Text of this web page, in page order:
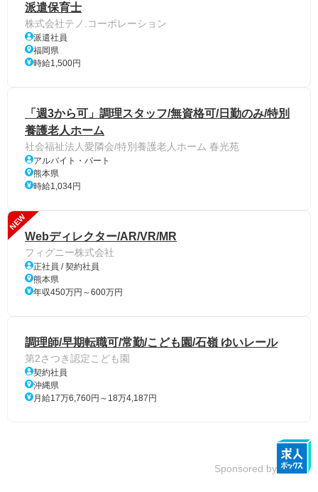
派遣保育士
株式会社テノ.コーポレーション
派遣社員
福岡県
時給1,500円
「週3から可」調理スタッフ/無資格可/日勤のみ/特別
養護老人ホーム
社会福祉法人愛隣会/特別養護老人ホーム 春光苑
アルバイト・パート
熊本県
時給1,034円
NEW
Webディレクター/AR/VR/MR
フィグニー株式会社
正社員 / 契約社員
熊本県
年収450万円～600万円
調理師/早期転職可/常勤/こども園/石嶺 ゆいレール
第2さつき認定こども園
契約社員
沖縄県
月給17万6,760円～18万4,187円
Sponsored by